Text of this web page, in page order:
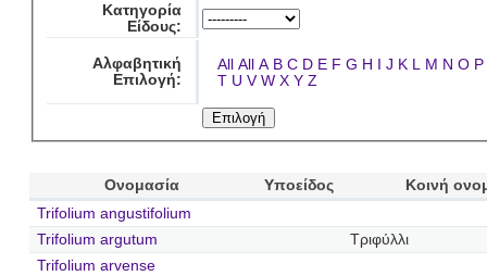
Κατηγορία
Είδους:
Αλφαβητική
Επιλογή:
All All A B C D E F G H I J K L M N O P
T U V W X Y Z
Ονομασία Υποείδος
Κοινή
Trifolium angustifolium
Trifolium argutum
Τριφύλλι
Trifolium arvense